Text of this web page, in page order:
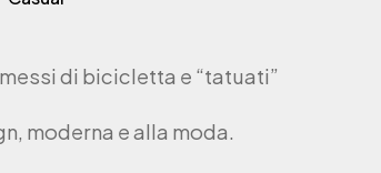
di bicicletta e “tatuati”
moderna e alla moda.